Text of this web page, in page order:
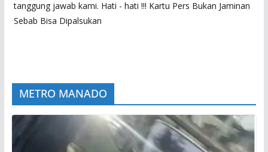
tanggung jawab kami. Hati - hati !!! Kartu Pers Bukan Jaminan
Sebab Bisa Dipalsukan
METRO MANADO